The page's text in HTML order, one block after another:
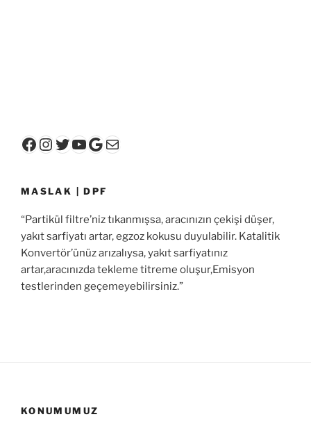
Facebook
Instagram
Twitter
YouTube
Google
E-posta
MASLAK | DPF
“Partikül filtre’niz tıkanmışsa, aracınızın çekişi düşer,
yakıt sarfiyatı artar, egzoz kokusu duyulabilir. Katalitik
Konvertör’ünüz arızalıysa, yakıt sarfiyatınız
artar,aracınızda tekleme titreme oluşur,Emisyon
testlerinden geçemeyebilirsiniz.”
KONUMUMUZ